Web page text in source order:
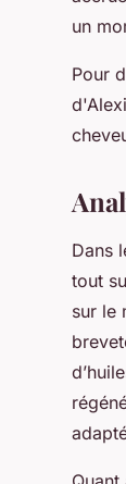
un
Pour
Dans
tout
sur le